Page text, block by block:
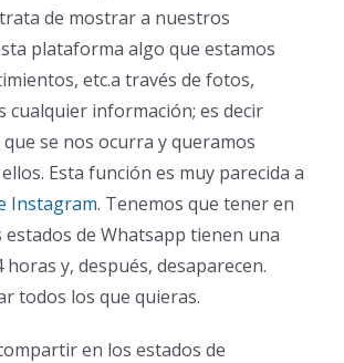
de mostrar a nuestros
plataforma algo que estamos
etc.a través de fotos,
cualquier información; es decir
se nos ocurra y queramos
Esta función es muy parecida a
Instagram. Tenemos que tener en
estados de Whatsapp tienen una
horas y, después, desaparecen.
todos los que quieras.
en los estados de